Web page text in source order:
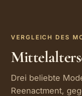
VERGLEICH DES
Drei beliebte
Reenactment,